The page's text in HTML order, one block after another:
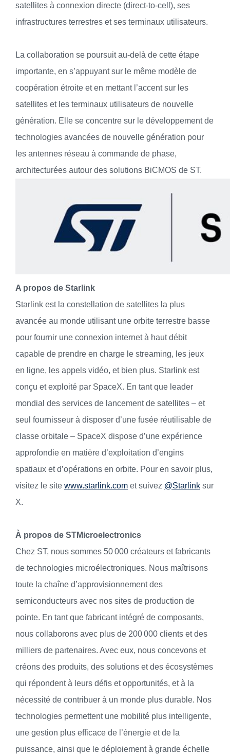
satellites à connexion directe (direct-to-cell), ses
infrastructures terrestres et ses terminaux utilisateurs.
La collaboration se poursuit au-delà de cette étape
importante, en s’appuyant sur le même modèle de
coopération étroite et en mettant l’accent sur les
satellites et les terminaux utilisateurs de nouvelle
génération. Elle se concentre sur le développement de
technologies avancées de nouvelle génération pour
les antennes réseau à commande de phase,
architecturées autour des solutions BiCMOS de ST.
A propos de Starlink
Starlink est la constellation de satellites la plus
avancée au monde utilisant une orbite terrestre basse
pour fournir une connexion internet à haut débit
capable de prendre en charge le streaming, les jeux
en ligne, les appels vidéo, et bien plus. Starlink est
conçu et exploité par SpaceX. En tant que leader
mondial des services de lancement de satellites – et
seul fournisseur à disposer d’une fusée réutilisable de
classe orbitale – SpaceX dispose d’une expérience
approfondie en matière d’exploitation d’engins
spatiaux et d’opérations en orbite. Pour en savoir plus,
visitez le site www.starlink.com et suivez @Starlink sur
X.
À propos de STMicroelectronics
Chez ST, nous sommes 50 000 créateurs et fabricants
de technologies microélectroniques. Nous maîtrisons
toute la chaîne d’approvisionnement des
semiconducteurs avec nos sites de production de
pointe. En tant que fabricant intégré de composants,
nous collaborons avec plus de 200 000 clients et des
milliers de partenaires. Avec eux, nous concevons et
créons des produits, des solutions et des écosystèmes
qui répondent à leurs défis et opportunités, et à la
nécessité de contribuer à un monde plus durable. Nos
technologies permettent une mobilité plus intelligente,
une gestion plus efficace de l’énergie et de la
puissance, ainsi que le déploiement à grande échelle